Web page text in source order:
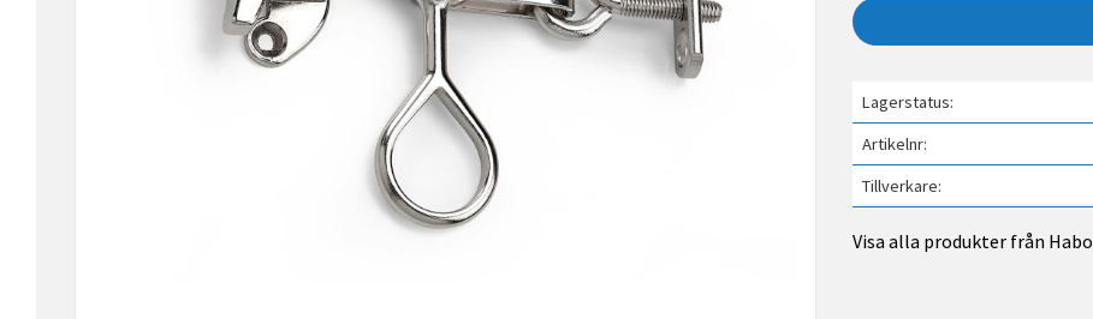
Lagerstatus
Artikelnr
Tillverkare
Visa alla produkter från Habo